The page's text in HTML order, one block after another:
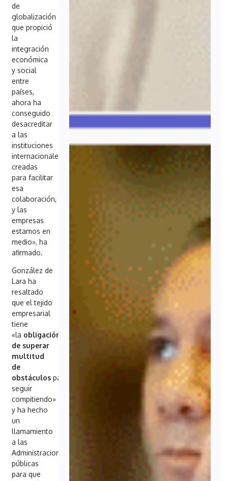
de
globalización
que propició
la
integración
económica
y social
entre
países,
ahora ha
conseguido
desacreditar
a las
instituciones
internacionales
creadas
para facilitar
esa
colaboración,
y las
empresas
estamos en
medio», ha
afirmado.
González de
Lara ha
resaltado
que el tejido
empresarial
tiene
«la obligación
de superar
multitud
de
obstáculos para
seguir
compitiendo»
y ha hecho
un
llamamiento
a las
Administraciones
públicas
para que